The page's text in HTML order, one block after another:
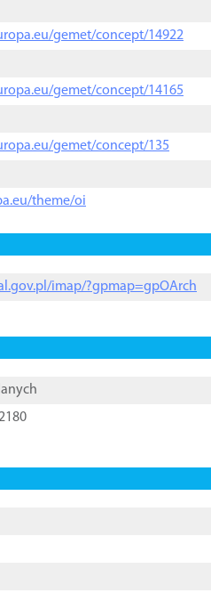
gemet/concept/14922
gemet/concept/14165
gemet/concept/135
theme/oi
imap/?gpmap=gpOArch